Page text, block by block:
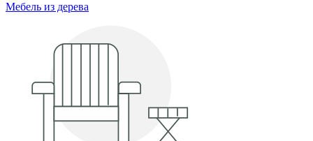
Мебель из дерева